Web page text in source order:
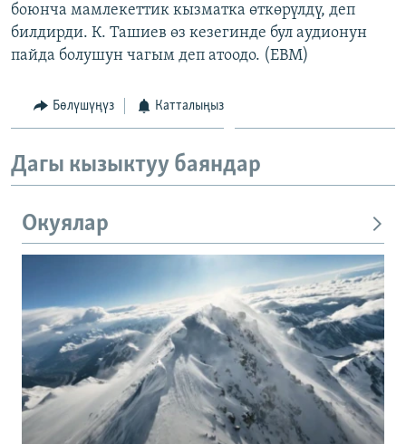
боюнча мамлекеттик кызматка өткөрүлдү, деп
билдирди. К. Ташиев өз кезегинде бул аудионун
пайда болушун чагым деп атоодо. (EBM)
Бөлүшүңүз Катталыңыз
Дагы кызыктуу баяндар
Окуялар